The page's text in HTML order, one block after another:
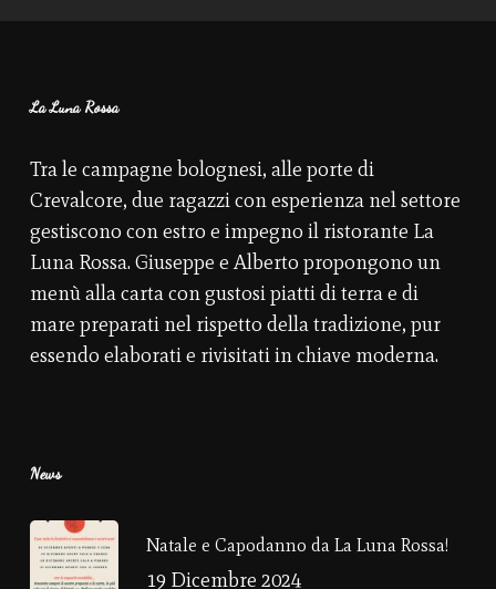
La Luna Rossa
Tra le campagne bolognesi, alle porte di
Crevalcore, due ragazzi con esperienza nel settore
gestiscono con estro e impegno il ristorante La
Luna Rossa. Giuseppe e Alberto propongono un
menù alla carta con gustosi piatti di terra e di
mare preparati nel rispetto della tradizione, pur
essendo elaborati e rivisitati in chiave moderna.
News
Natale e Capodanno da La Luna Rossa!
19 Dicembre 2024